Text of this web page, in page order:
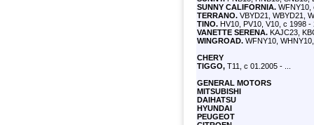
SUNNY CALIFORNIA. WFNY10,
TERRANO. VBYD21, WBYD21,
TINO. HV10, PV10, V10, с 1998 -
VANETTE SERENA. KAJC23,
WINGROAD. WFNY10,
CHERY
TIGGO, T11, с 01.2005 - ...
GENERAL MOTORS
MITSUBISHI
DAIHATSU
HYUNDAI
PEUGEOT